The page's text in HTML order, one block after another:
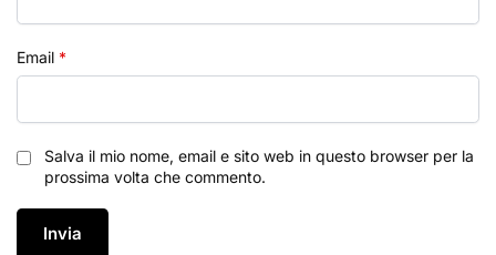
Email *
Salva il mio nome, email e sito web in questo browser per la
prossima volta che commento.